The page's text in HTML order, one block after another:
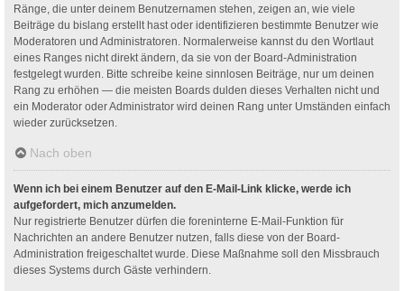
Ränge, die unter deinem Benutzernamen stehen, zeigen an, wie viele
Beiträge du bislang erstellt hast oder identifizieren bestimmte Benutzer wie
Moderatoren und Administratoren. Normalerweise kannst du den Wortlaut
eines Ranges nicht direkt ändern, da sie von der Board-Administration
festgelegt wurden. Bitte schreibe keine sinnlosen Beiträge, nur um deinen
Rang zu erhöhen — die meisten Boards dulden dieses Verhalten nicht und
ein Moderator oder Administrator wird deinen Rang unter Umständen einfach
wieder zurücksetzen.
Nach oben
Wenn ich bei einem Benutzer auf den E-Mail-Link klicke, werde ich
aufgefordert, mich anzumelden.
Nur registrierte Benutzer dürfen die foreninterne E-Mail-Funktion für
Nachrichten an andere Benutzer nutzen, falls diese von der Board-
Administration freigeschaltet wurde. Diese Maßnahme soll den Missbrauch
dieses Systems durch Gäste verhindern.